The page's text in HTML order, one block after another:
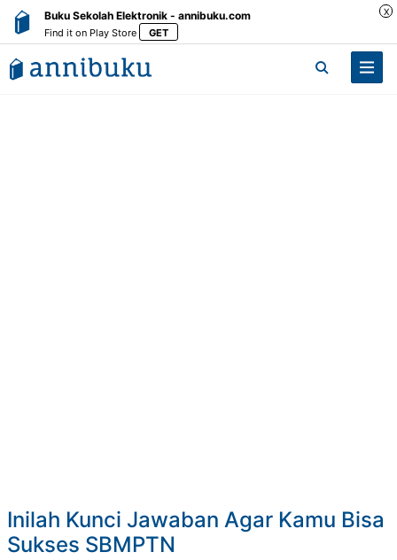
Buku Sekolah Elektronik - annibuku.com
Find it on Play Store GET
X
Inilah Kunci Jawaban Agar Kamu Bisa
Sukses SBMPTN